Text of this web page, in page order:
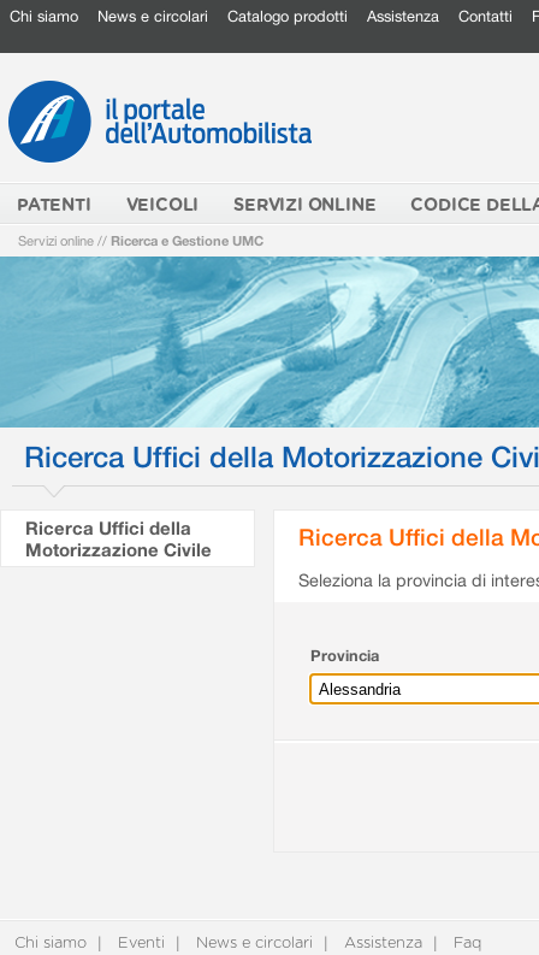
Chi siamo News e circolari Catalogo prodotti Assistenza Contatti
PATENTI VEICOLI SERVIZI ONLINE CODICE
Servizi online // Ricerca e Gestione UMC
Ricerca Uffici della Motorizzazione
Ricerca Uffici della
Motorizzazione Civile
Ricerca Uffici della
Seleziona la provincia di
Provincia
Chi siamo Eventi News e circolari Assistenza Faq